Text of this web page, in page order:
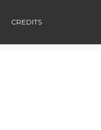
CREDITS